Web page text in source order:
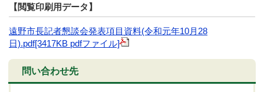
【閲覧印刷用データ】
遠野市長記者懇談会発表項目資料(令和元年10月28
日).pdf[3417KB pdfファイル]
問い合わせ先